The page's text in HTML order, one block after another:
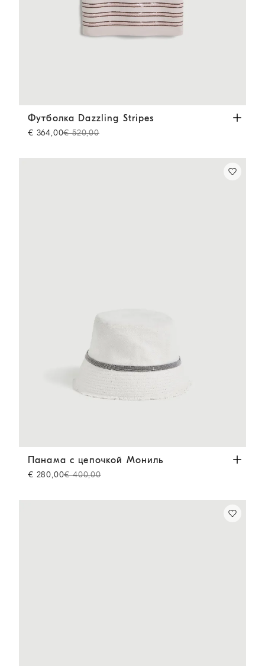
Футболка Dazzling Stripes Бежевый
Футболка Dazzling Stripes
€ 364,00€ 520,00
Панама с цепочкой Мониль Панама
Панама с цепочкой Мониль
€ 280,00€ 400,00